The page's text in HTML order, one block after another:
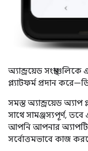
অ্যান্ড্রয়েড
প্ল্যাটফর্ম প্রদান
সমস্ত অ্যান্ড্রয়েড অ্যাপ
সাথে সামঞ্জস্যপূর্ণ,
আপনি আপনার
সর্বোত্তমভাবে কাজ